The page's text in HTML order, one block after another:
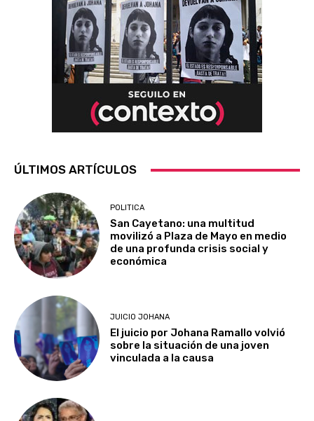
ÚLTIMOS ARTÍCULOS
POLITICA
San Cayetano: una multitud
movilizó a Plaza de Mayo en medio
de una profunda crisis social y
económica
JUICIO JOHANA
El juicio por Johana Ramallo volvió
sobre la situación de una joven
vinculada a la causa